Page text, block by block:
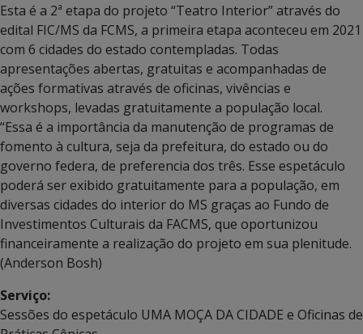
Esta é a 2ª etapa do projeto “Teatro Interior” através do
edital FIC/MS da FCMS, a primeira etapa aconteceu em 2021
com 6 cidades do estado contempladas. Todas
apresentações abertas, gratuitas e acompanhadas de
ações formativas através de oficinas, vivências e
workshops, levadas gratuitamente a população local.
“Essa é a importância da manutenção de programas de
fomento à cultura, seja da prefeitura, do estado ou do
governo federa, de preferencia dos três. Esse espetáculo
poderá ser exibido gratuitamente para a população, em
diversas cidades do interior do MS graças ao Fundo de
Investimentos Culturais da FACMS, que oportunizou
financeiramente a realização do projeto em sua plenitude.
(Anderson Bosh)
Serviço:
Sessões do espetáculo UMA MOÇA DA CIDADE e Oficinas de